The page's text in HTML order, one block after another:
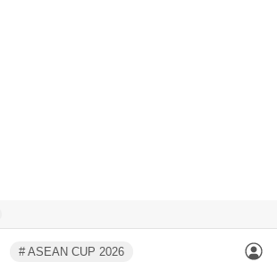
# ASEAN CUP 2026